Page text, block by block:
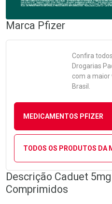
Marca Pfizer
Confira
Drogarias
com a maior
Brasil.
MEDICAMENTOS PFIZER
TODOS OS PRODUTOS DA
Descrição Caduet
Comprimidos